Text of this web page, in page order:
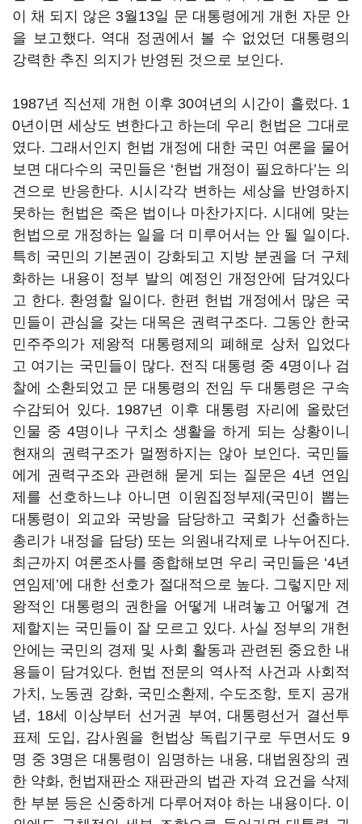
이 채 되지 않은 3월13일 문 대통령에게 개헌 자문 안
을 보고했다. 역대 정권에서 볼 수 없었던 대통령의
강력한 추진 의지가 반영된 것으로 보인다.
1987년 직선제 개헌 이후 30여년의 시간이 흘렀다. 1
0년이면 세상도 변한다고 하는데 우리 헌법은 그대로
였다. 그래서인지 헌법 개정에 대한 국민 여론을 물어
보면 대다수의 국민들은 ‘헌법 개정이 필요하다’는 의
견으로 반응한다. 시시각각 변하는 세상을 반영하지
못하는 헌법은 죽은 법이나 마찬가지다. 시대에 맞는
헌법으로 개정하는 일을 더 미루어서는 안 될 일이다.
특히 국민의 기본권이 강화되고 지방 분권을 더 구체
화하는 내용이 정부 발의 예정인 개정안에 담겨있다
고 한다. 환영할 일이다. 한편 헌법 개정에서 많은 국
민들이 관심을 갖는 대목은 권력구조다. 그동안 한국
민주주의가 제왕적 대통령제의 폐해로 상처 입었다
고 여기는 국민들이 많다. 전직 대통령 중 4명이나 검
찰에 소환되었고 문 대통령의 전임 두 대통령은 구속
수감되어 있다. 1987년 이후 대통령 자리에 올랐던
인물 중 4명이나 구치소 생활을 하게 되는 상황이니
현재의 권력구조가 멀쩡하지는 않아 보인다. 국민들
에게 권력구조와 관련해 묻게 되는 질문은 4년 연임
제를 선호하느냐 아니면 이원집정부제(국민이 뽑는
대통령이 외교와 국방을 담당하고 국회가 선출하는
총리가 내정을 담당) 또는 의원내각제로 나누어진다.
최근까지 여론조사를 종합해보면 우리 국민들은 ‘4년
연임제’에 대한 선호가 절대적으로 높다. 그렇지만 제
왕적인 대통령의 권한을 어떻게 내려놓고 어떻게 견
제할지는 국민들이 잘 모르고 있다. 사실 정부의 개헌
안에는 국민의 경제 및 사회 활동과 관련된 중요한 내
용들이 담겨있다. 헌법 전문의 역사적 사건과 사회적
가치, 노동권 강화, 국민소환제, 수도조항, 토지 공개
념, 18세 이상부터 선거권 부여, 대통령선거 결선투
표제 도입, 감사원을 헌법상 독립기구로 두면서도 9
명 중 3명은 대통령이 임명하는 내용, 대법원장의 권
한 약화, 헌법재판소 재판관의 법관 자격 요건을 삭제
한 부분 등은 신중하게 다루어져야 하는 내용이다. 이